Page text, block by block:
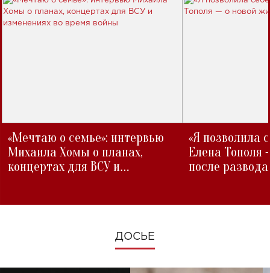
«Мечтаю о семье»: интервью
Михаила Хомы о планах,
концертах для ВСУ и
«Я позволила
Елена Тополя
после развода
ДОСЬЕ